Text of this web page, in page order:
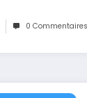
0 Commentaires